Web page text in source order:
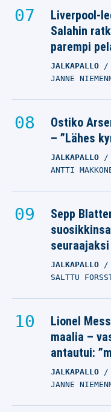
Liverpool-
Salahin
parempi
JALKAPALLO
JANNE
Ostiko
– ”Lähes
JALKAPALLO
ANTTI
Sepp
seuraajaksi
JALKAPALLO
SALTTU
Lionel
maalia –
antautui:
JALKAPALLO
JANNE